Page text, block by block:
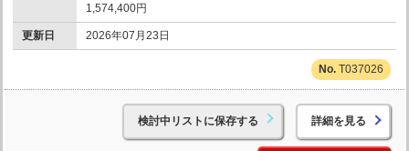
1,574,400円
更新日 2026年07月23日
T037026
検討中リストに保存する 詳細を見る